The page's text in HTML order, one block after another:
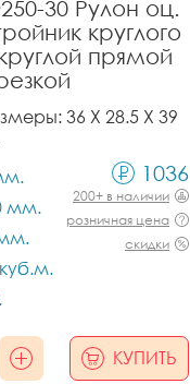
30 Рулон оц.
круглого
прямой
36 X 28.5 X 39
мм.
1036
200+ в наличии
розничная цена
скидки
КУПИТЬ